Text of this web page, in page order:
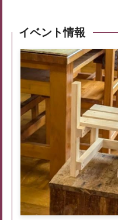
イベント情報